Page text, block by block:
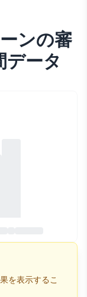
ンの審
データ
を表示するこ